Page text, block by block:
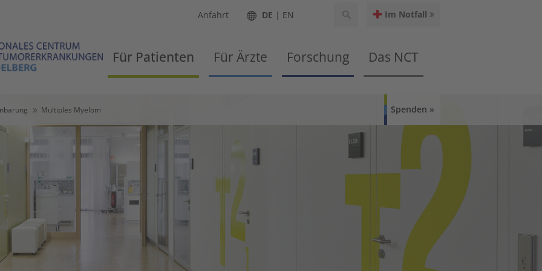
Anfahrt DE EN Im Notfall
Für Patienten Für Ärzte Forschung Das NCT
Spenden
Multiples Myelom